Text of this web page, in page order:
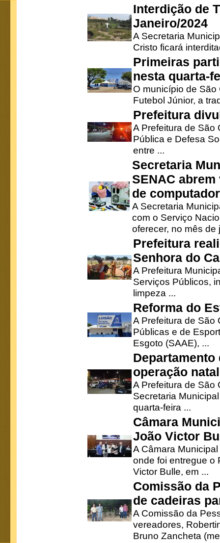
Interdição de
Janeiro/2024
A Secretaria
Cristo ficará
Primeiras
nesta quarta-
O município de
Futebol Júnior, a
Prefeitura
A Prefeitura de São
Pública e Defesa
entre ...
Secretaria
SENAC
de
A Secretaria
com o Serviço
oferecer, no mês de
Prefeitura
Senhora do
A Prefeitura
Serviços Públicos,
limpeza ...
Reforma do
A Prefeitura de São
Públicas e de
Esgoto (SAAE), ...
operação
A Prefeitura de São
Secretaria
quarta-feira ...
Câmara
João Victor
A Câmara
onde foi entregue o
Victor Bulle, em ...
Comissão da
de cadeiras
A Comissão da
vereadores,
Bruno Zancheta